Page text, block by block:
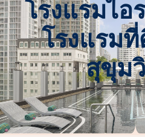
โรงแรมไอ
โรงแรม
สุขุมวิ